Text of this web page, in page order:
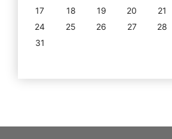
17
18 19 20 21
24
25 26 27 28
31